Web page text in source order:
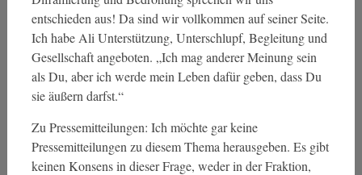
entschieden aus! Da sind wir vollkommen auf seiner Seite.
Ich habe Ali Unterstützung, Unterschlupf, Begleitung und
Gesellschaft angeboten. „Ich mag anderer Meinung sein
als Du, aber ich werde mein Leben dafür geben, dass Du
sie äußern darfst.“
Zu Pressemitteilungen: Ich möchte gar keine
Pressemitteilungen zu diesem Thema herausgeben. Es gibt
keinen Konsens in dieser Frage, weder in der Fraktion,